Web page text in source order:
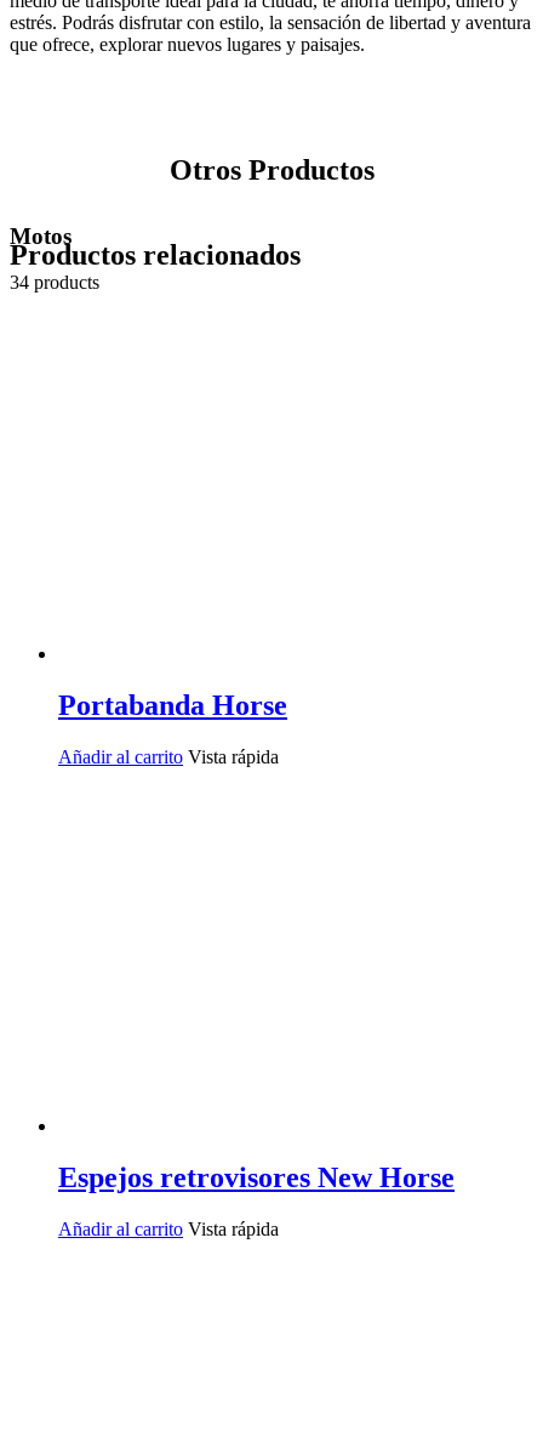
estrés. Podrás disfrutar con estilo, la sensación de libertad y aventura
que ofrece, explorar nuevos lugares y paisajes.
Otros Productos
Motos
34 products
Productos relacionados
Portabanda Horse
Añadir al carrito
Espejos retrovisores New Horse
Añadir al carrito